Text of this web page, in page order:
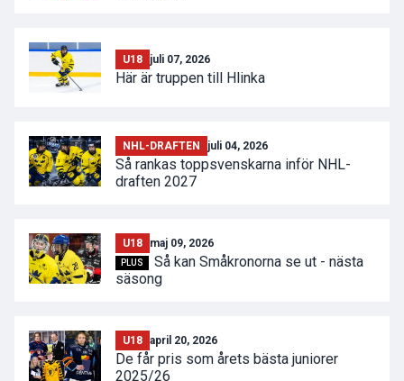
U18 juli 07, 2026
Här är truppen till Hlinka
NHL-DRAFTEN juli 04, 2026
Så rankas toppsvenskarna inför NHL-
draften 2027
U18 maj 09, 2026
PLUS
Så kan Småkronorna se ut - nästa
säsong
U18 april 20, 2026
De får pris som årets bästa juniorer
2025/26